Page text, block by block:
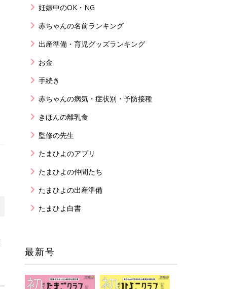
妊娠中のOK・NG
赤ちゃんの名前ランキング
出産準備・育児グッズランキング
お金
手続き
赤ちゃんの病気・症状別・予防接種
きほんの離乳食
監修の先生
たまひよのアプリ
たまひよの仲間たち
たまひよの出産準備
たまひよ白書
最新号